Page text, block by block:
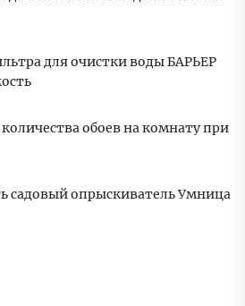
для очистки воды БАРЬЕР
обоев на комнату при
садовый опрыскиватель Умница